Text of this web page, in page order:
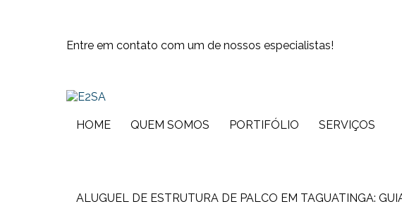
Entre em contato com um de nossos especialistas!
HOME QUEM SOMOS PORTIFÓLIO SERVIÇOS
ALUGUEL DE ESTRUTURA DE PALCO EM TAGUATINGA: